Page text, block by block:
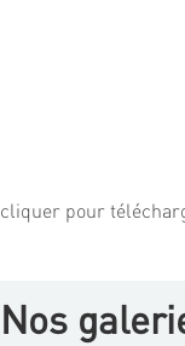
cliquer pour
Nos